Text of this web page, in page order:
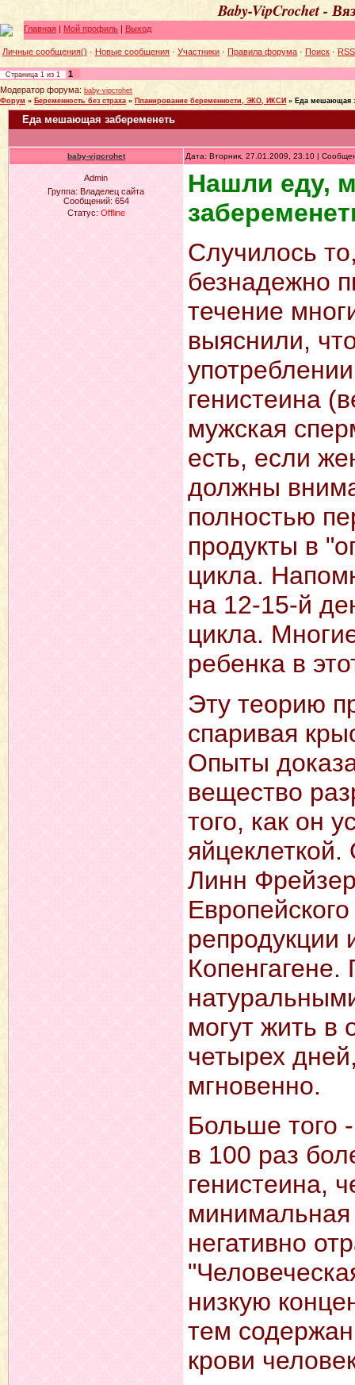
Baby-VipCrochet -
Главная | Мой профиль | Выход
Личные сообщения() · Новые сообщения · Участники · Правила форума · Поиск · RSS
Страница 1 из 1
1
Модератор форума: baby-vipcrohet
Форум » Беременность без страха » Планирование беременности, ЭКО, ИКСИ » Еда мешающая
Еда мешающая забеременеть
baby-vipcrohet Дата: Вторник, 27.01.2009, 23:10 |
Admin
Группа: Владелец сайта
Сообщений: 654
Статус: Offline
Нашли еду,
Случилось
безнадежно
течение
выяснили,
генистеина
мужская
есть, если
должны
полностью
продукты в
цикла.
на 12-15-й
цикла.
ребенка в
Эту теорию
спаривая
Опыты
вещество
того, как он
Линн
репродукции
могут жить в
четырех
мгновенно.
Больше того
в 100 раз
генистеина,
минимальная
негативно
низкую
тем
крови